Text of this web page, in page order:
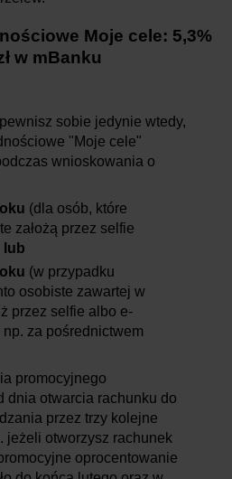
Moje cele: 5,3%
w mBanku
sobie jedynie wtedy,
"Moje cele"
wnioskowania o
(dla osób, które
założą przez selfie
lub
(w przypadku
osobiste zawartej w
przez selfie albo e-
za pośrednictwem
promocyjnego
dnia otwarcia rachunku do
przez trzy kolejne
jeżeli otworzysz rachunek
oprocentowanie